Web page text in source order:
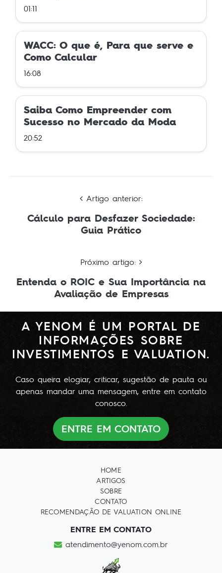
01:11
WACC: O que é, Para que serve e
Como Calcular
16:08
Saiba Como Empreender com
Sucesso no Mercado da Moda
20:52
Artigo anterior:
Cálculo para Desfazer Sociedade:
Guia Prático
Próximo artigo:
Entenda o ROIC e Sua Importância na
Avaliação de Empresas
A YENOM É UM PORTAL DE
INFORMAÇÕES SOBRE
INVESTIMENTOS E VALUATION.
Caso queira elogiar, criticar, sugestão de pauta ou
apenas mandar uma mensagem, entre em contato
conosco.
ENTRE EM CONTATO
HOME
ARTIGOS
SOBRE
CONTATO
RECOMENDAÇÃO DE VALUATION ONLINE
ENTRE EM CONTATO
atendimento@yenom.com.br